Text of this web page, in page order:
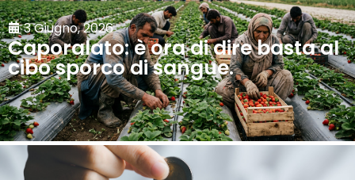
3 Giugno, 2026
Caporalato: è ora di dire basta al
cibo sporco di sangue.